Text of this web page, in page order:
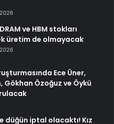
ve HBM stokları
üretim de olmayacak
Ece Üner,
Özoğuz ve Öykü
düğün iptal olacaktı! Kız